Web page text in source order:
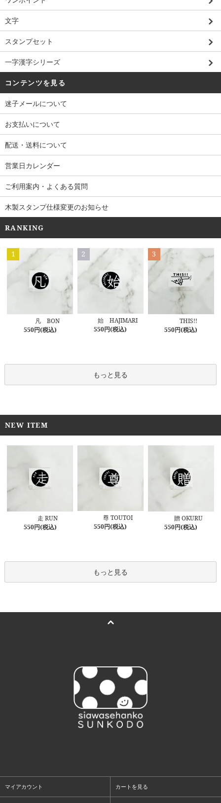
文字
スタンプセット
一字漢字シリーズ
コンテンツを見る
迷子メールについて
お支払いについて
配送・送料について
営業日カレンダー
ご利用案内・よくある質問
木製スタンプ仕様変更のお知らせ
RANKING
1
凡 BON
550円(税込)
2
始 HAJIMARI
550円(税込)
3
THIS!!
550円(税込)
もっと見る
NEW ITEM
走 RUN
550円(税込)
尊 TOUTOI
550円(税込)
贈 OKURU
550円(税込)
もっと見る
マイアカウント カートを見る